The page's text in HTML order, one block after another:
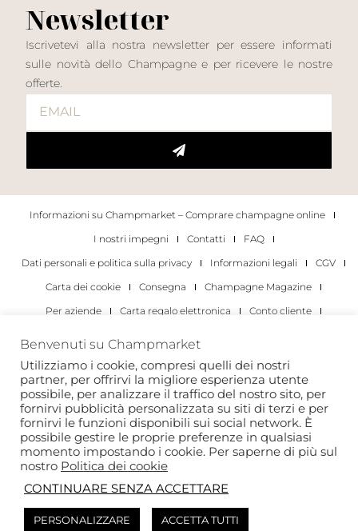
Newsletter
Iscrivetevi alla nostra newsletter per essere informati
sulle novità dello Champagne e per ricevere le nostre
offerte.
Informazioni su Champmarket – Comprare champagne online
I nostri impegni
Contatti
FAQ
Dati personali e politica sulla privacy
Informazioni legali
CGV
Carta dei cookie
Consegna
Champagne Magazine
Per aziende
Carta regalo elettronica
Conto cliente
Per gli individui
Per le aziende
Copyright 2022 © tutti i diritti riservati. Champmarket.
Benvenuti su Champmarket
Utilizziamo i cookie, compresi quelli dei nostri
partner, per offrirvi la migliore esperienza utente
possibile, per analizzare il traffico del nostro sito, per
fornirvi pubblicità personalizzata su siti di terzi e per
fornirvi le funzioni disponibili sui social network. È
possibile gestire le proprie preferenze in qualsiasi
momento impostando i cookie. Per saperne di più sul
nostro Politica dei cookie
CONTINUARE SENZA ACCETTARE
PERSONALIZZARE ACCETTA TUTTI